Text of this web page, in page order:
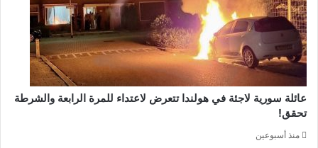
عائلة سورية لاجئة في هولندا تتعرض لاعتداء للمرة الرابعة والشرطة
تحقق!
منذ أسبوعين